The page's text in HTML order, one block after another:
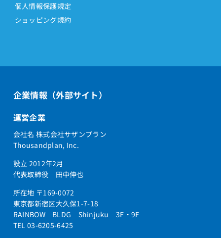
個人情報保護規定
ショッピング規約
企業情報（外部サイト）
運営企業
会社名 株式会社サザンプラン
Thousandplan, Inc.
設立 2012年2月
代表取締役 田中伸也
所在地 〒169-0072
東京都新宿区大久保1-7-18
RAINBOW BLDG Shinjuku 3F・9F
TEL 03-6205-6425